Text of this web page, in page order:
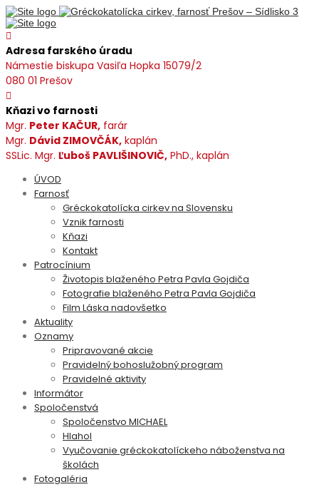
Adresa farského úradu
Námestie biskupa Vasiľa Hopka 15079/2
080 01 Prešov
Kňazi vo farnosti
Mgr. Peter KAČUR, farár
Mgr. Dávid ZIMOVČÁK, kaplán
SSLic. Mgr. Ľuboš PAVLIŠINOVIČ, PhD., kaplán
ÚVOD
Farnosť
Gréckokatolícka cirkev na Slovensku
Vznik farnosti
Kňazi
Kontakt
Patrocínium
Životopis blaženého Petra Pavla Gojdiča
Fotografie blaženého Petra Pavla Gojdiča
Film Láska nadovšetko
Aktuality
Oznamy
Pripravované akcie
Pravidelný bohoslužobný program
Pravidelné aktivity
Informátor
Spoločenstvá
Spoločenstvo MICHAEL
Hlahol
Vyučovanie gréckokatolíckeho náboženstva na
školách
Fotogaléria